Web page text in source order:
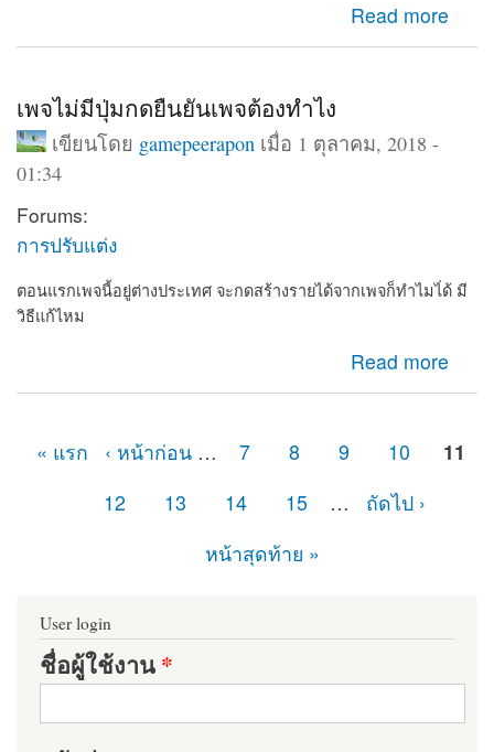
Read more
เพจไม่มีปุ่มกดยืนยันเพจต้องทำไง
เขียนโดย gamepeerapon เมื่อ 1 ตุลาคม, 2018 -
01:34
Forums:
การปรับแต่ง
ตอนแรกเพจนี้อยู่ต่างประเทศ จะกดสร้างรายได้จากเพจก็ทำไมไ่ด้ มี
วิธีแก้ไหม
Read more
หน้า« แรก ‹ หน้าก่อน … 7 8 9 10
11
12
13 14 15 …
ถัดไป ›
หน้าสุดท้าย »
User login
ชื่อผู้ใช้งาน*